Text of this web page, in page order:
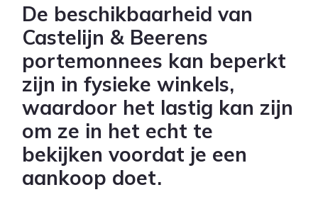
De beschikbaarheid van
Castelijn & Beerens
portemonnees kan beperkt
zijn in fysieke winkels,
waardoor het lastig kan zijn
om ze in het echt te
bekijken voordat je een
aankoop doet.